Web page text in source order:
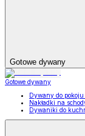
Gotowe dywany
Gotowe dywany
Dywany do
Nakładki na
Dywaniki do